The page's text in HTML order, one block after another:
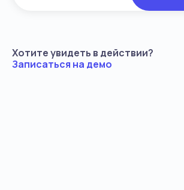
Хотите увидеть в действии?
Записаться на демо